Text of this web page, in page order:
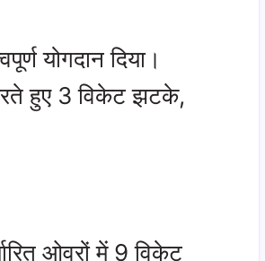
योगदान दिया।
हुए 3 विकेट झटके,
ओवरों में 9 विकेट